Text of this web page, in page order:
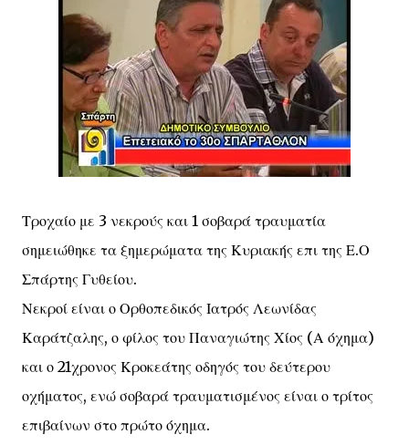
Τροχαίο με 3 νεκρούς και 1 σοβαρά τραυματία
σημειώθηκε τα ξημερώματα της Κυριακής επι της Ε.Ο
Σπάρτης Γυθείου.
Νεκροί είναι ο Ορθοπεδικός Ιατρός Λεωνίδας
Καράτζαλης, ο φίλος του Παναγιώτης Χίος (Α όχημα)
και ο 21χρονος Κροκεάτης οδηγός του δεύτερου
οχήματος, ενώ σοβαρά τραυματισμένος είναι ο τρίτος
επιβαίνων στο πρώτο όχημα.